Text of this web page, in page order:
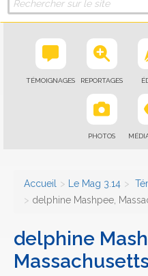
TÉMOIGNAGES REPORTAGES
PHOTOS
Accueil Le Mag 3.14
delphine Mashpee,
delphine